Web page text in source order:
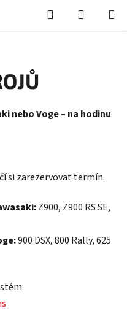
Hledat
KOŠÍK
nebo Voge – na hodinu
si zarezervovat termín.
Z900, Z900 RS SE,
900 DSX, 800 Rally, 625